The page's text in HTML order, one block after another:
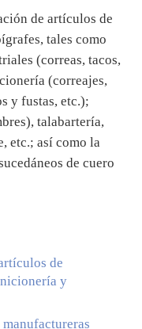
de artículos de
tales como
(correas, tacos,
(correajes,
y fustas, etc.);
talabartería,
etc.; así como la
de cuero
de
y